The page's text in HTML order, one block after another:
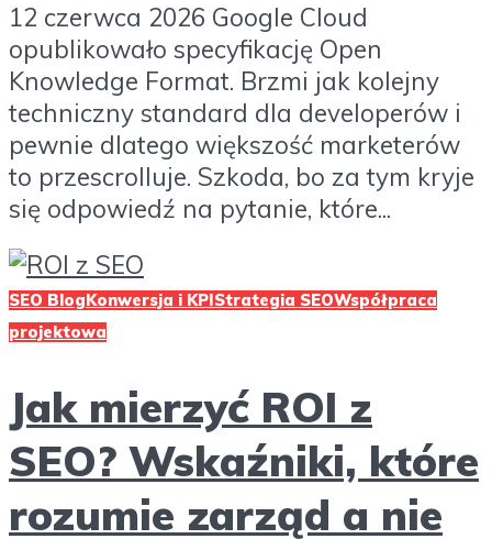
12 czerwca 2026 Google Cloud
opublikowało specyfikację Open
Knowledge Format. Brzmi jak kolejny
techniczny standard dla developerów i
pewnie dlatego większość marketerów
to przescrolluje. Szkoda, bo za tym kryje
się odpowiedź na pytanie, które...
SEO Blog Konwersja i KPI Strategia SEOWspółpraca
projektowa
Jak mierzyć ROI z
SEO? Wskaźniki, które
rozumie zarząd a nie